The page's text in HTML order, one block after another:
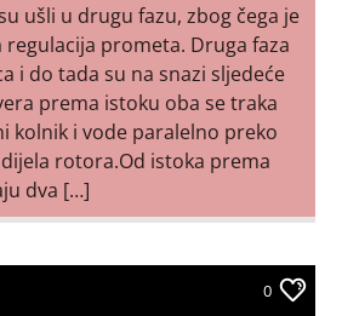
ušli u drugu fazu, zbog čega je
prometa. Druga faza
i do tada su na snazi sljedeće
prema istoku oba se traka
kolnik i vode paralelno preko
rotora.Od istoka prema
dva […]
0